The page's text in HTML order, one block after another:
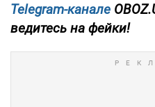
Telegram-канале
ведитесь на фейки!